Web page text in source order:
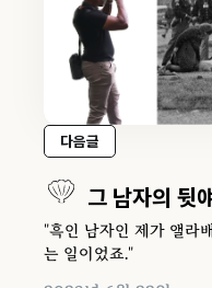
다음글
그 남자의 뒷
"흑인 남자인 제가 앨라
는 일이었죠."